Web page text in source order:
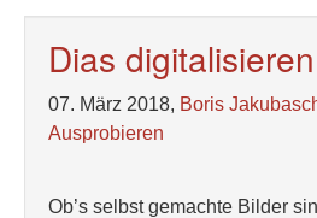
Dias digitalisieren
07. März 2018, Boris
Ausprobieren
Ob’s selbst gemachte Bilder